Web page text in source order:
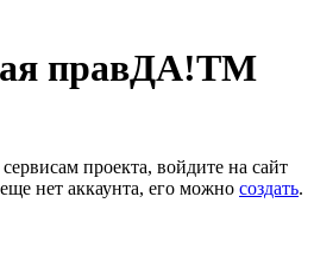
правДА!TM
проекта, войдите на сайт
нет аккаунта, его можно создать.